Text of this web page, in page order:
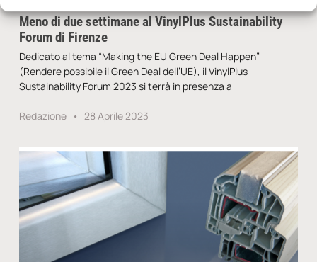
Meno di due settimane al VinylPlus Sustainability
Forum di Firenze
Dedicato al tema “Making the EU Green Deal Happen”
(Rendere possibile il Green Deal dell’UE), il VinylPlus
Sustainability Forum 2023 si terrà in presenza a
Redazione 28 Aprile 2023